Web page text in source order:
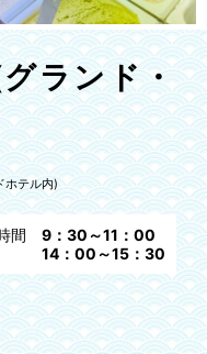
ランド・
ホテル内)
間
9：30～11：00
14：00～15：30